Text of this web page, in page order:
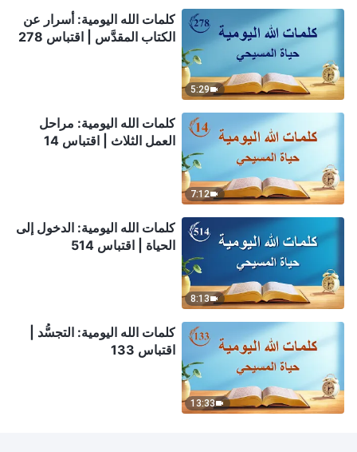
5:29
كلمات الله اليومية: أسرار عن
الكتاب المقدَّس | اقتباس 278
7:12
كلمات الله اليومية: مراحل
العمل الثلاث | اقتباس 14
8:13
كلمات الله اليومية: الدخول إلى
الحياة | اقتباس 514
13:33
كلمات الله اليومية: التجسُّد |
اقتباس 133